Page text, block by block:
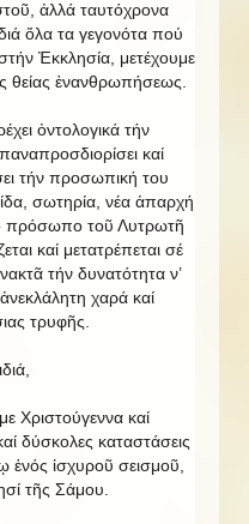
ἀλλά ταυτόχρονα
ὅλα τα γεγονότα πού
Ἐκκλησία, μετέχουμε
θείας ἐνανθρωπήσεως.
ὀντολογικά τήν
καί
τήν προσωπική του
σωτηρία, νέα ἀπαρχή
πρόσωπο τοῦ Λυτρωτῆ
καί μετατρέπεται σέ
τήν δυνατότητα ν’
χαρά καί
τρυφῆς.
Χριστούγεννα καί
δύσκολες καταστάσεις
ἑνός ἰσχυροῦ σεισμοῦ,
τῆς Σάμου.